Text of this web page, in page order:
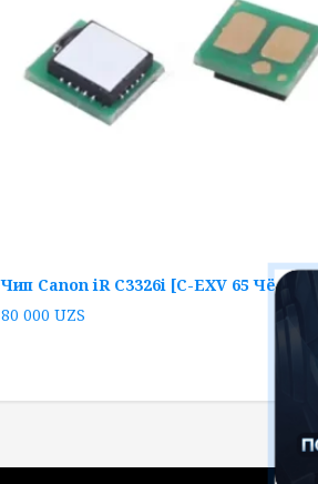
Чип Canon iR C3326i [C-EXV 65 Чёрный]
80 000UZS